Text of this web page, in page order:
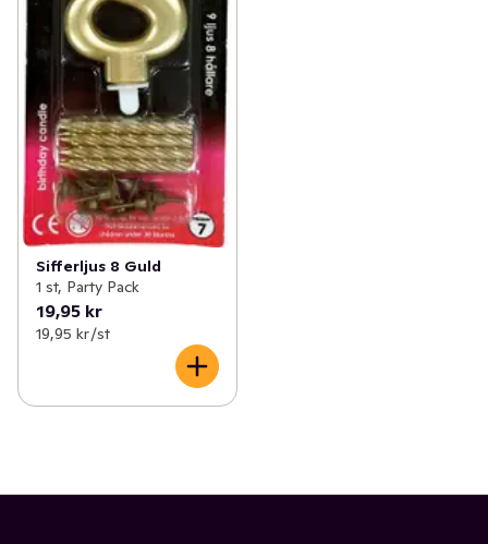
Sifferljus 8 Guld
1 st, Party Pack
19,95 kr
19,95 kr /st